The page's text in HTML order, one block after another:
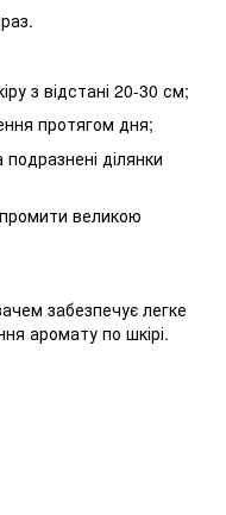
з відстані 20-30 см;
протягом дня;
ділянки
великою
забезпечує легке
аромату по шкірі.